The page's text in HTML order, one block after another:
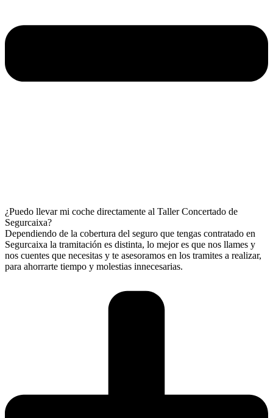
¿Puedo llevar mi coche directamente al Taller Concertado de
Segurcaixa?
Dependiendo de la cobertura del seguro que tengas contratado en
Segurcaixa la tramitación es distinta, lo mejor es que nos llames y
nos cuentes que necesitas y te asesoramos en los tramites a realizar,
para ahorrarte tiempo y molestias innecesarias.